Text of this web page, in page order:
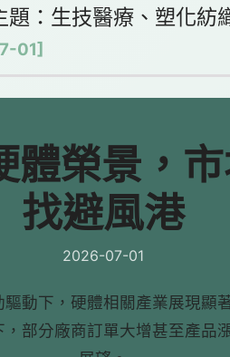
題：生技醫療、塑化紡
01]
體榮景，
找避風港
2026-07-01
動下，硬體相關產業展現顯
部分廠商訂單大增甚至產品